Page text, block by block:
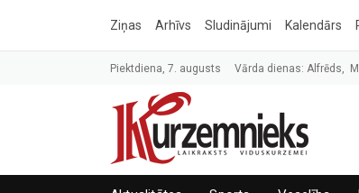
Ziņas Arhīvs Sludinājumi Kalendārs
Piektdiena, 7. augusts Vārda dienas: Alfrēds,